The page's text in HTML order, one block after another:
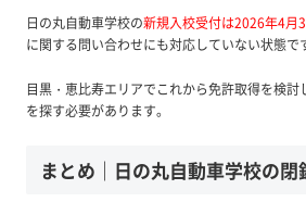
日の丸自動車学校の新規入校受付は2026年4月
に関する問い合わせにも対応していない状態で
目黒・恵比寿エリアでこれから免許取得を検
を探す必要があります。
まとめ｜日の丸自動車学校の閉